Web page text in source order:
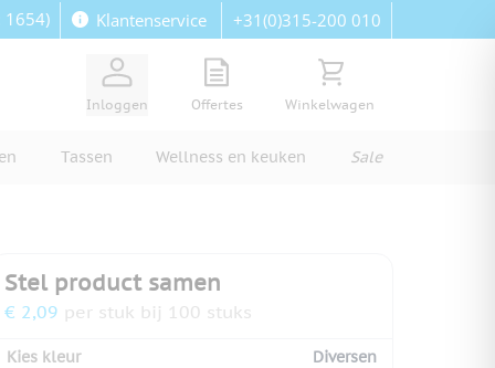
1654) Klantenservice +31(0)315-200 010
Inloggen
View quote, Quote is empty
Offertes
Bekijk winkelwagen,
Winkelwagen
Tassen Wellness en keuken Sale
Stel product samen
€ 2,09 per stuk bij 100 stuks
Kies kleur Diversen